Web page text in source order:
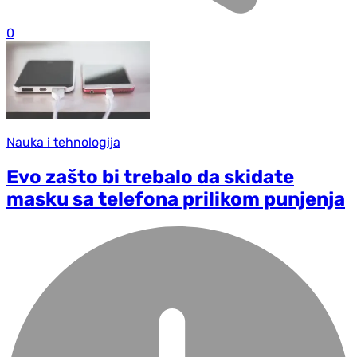
0
Nauka i tehnologija
Evo zašto bi trebalo da skidate
masku sa telefona prilikom punjenja